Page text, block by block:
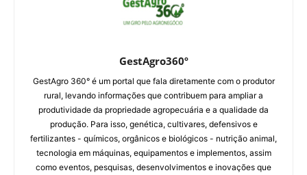
GestAgro360º
GestAgro 360° é um portal que fala diretamente com o produtor
rural, levando informações que contribuem para ampliar a
produtividade da propriedade agropecuária e a qualidade da
produção. Para isso, genética, cultivares, defensivos e
fertilizantes - químicos, orgânicos e biológicos - nutrição animal,
tecnologia em máquinas, equipamentos e implementos, assim
como eventos, pesquisas, desenvolvimentos e inovações que